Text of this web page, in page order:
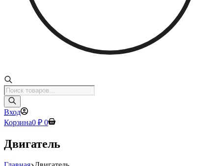
Поиск
товаров
Вход
Корзина0 ₽ 0
Двигатель